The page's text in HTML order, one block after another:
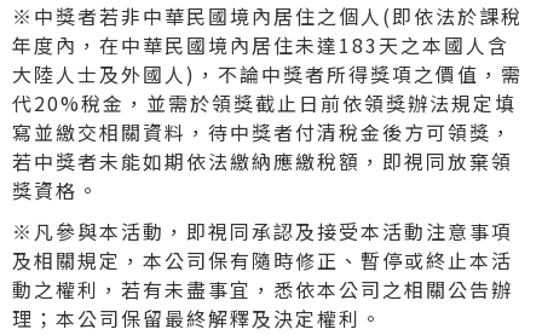
※中獎者若非中華民國境內居住之個人(即依法於課稅
年度內，在中華民國境內居住未達183天之本國人含
大陸人士及外國人)，不論中獎者所得獎項之價值，需
代20%稅金，並需於領獎截止日前依領獎辦法規定填
寫並繳交相關資料，待中獎者付清稅金後方可領獎，
若中獎者未能如期依法繳納應繳稅額，即視同放棄領
獎資格。
※凡參與本活動，即視同承認及接受本活動注意事項
及相關規定，本公司保有隨時修正、暫停或終止本活
動之權利，若有未盡事宜，悉依本公司之相關公告辦
理；本公司保留最終解釋及決定權利。